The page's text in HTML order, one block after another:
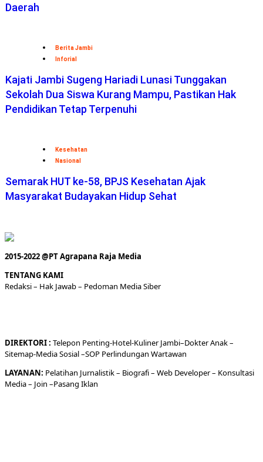
Daerah
Berita Jambi
Inforial
Kajati Jambi Sugeng Hariadi Lunasi Tunggakan
Sekolah Dua Siswa Kurang Mampu, Pastikan Hak
Pendidikan Tetap Terpenuhi
Kesehatan
Nasional
Semarak HUT ke-58, BPJS Kesehatan Ajak
Masyarakat Budayakan Hidup Sehat
2015-2022 @PT Agrapana Raja Media
TENTANG KAMI
Redaksi– Hak Jawab – Pedoman Media Siber
DIREKTORI: Telepon Penting-Hotel-KulinerJambi–DokterAnak –
Sitemap-Media Sosial –SOP Perlindungan Wartawan
LAYANAN: Pelatihan Jurnalistik – Biografi– Web Developer– Konsultasi
Media– Join –Pasang Iklan